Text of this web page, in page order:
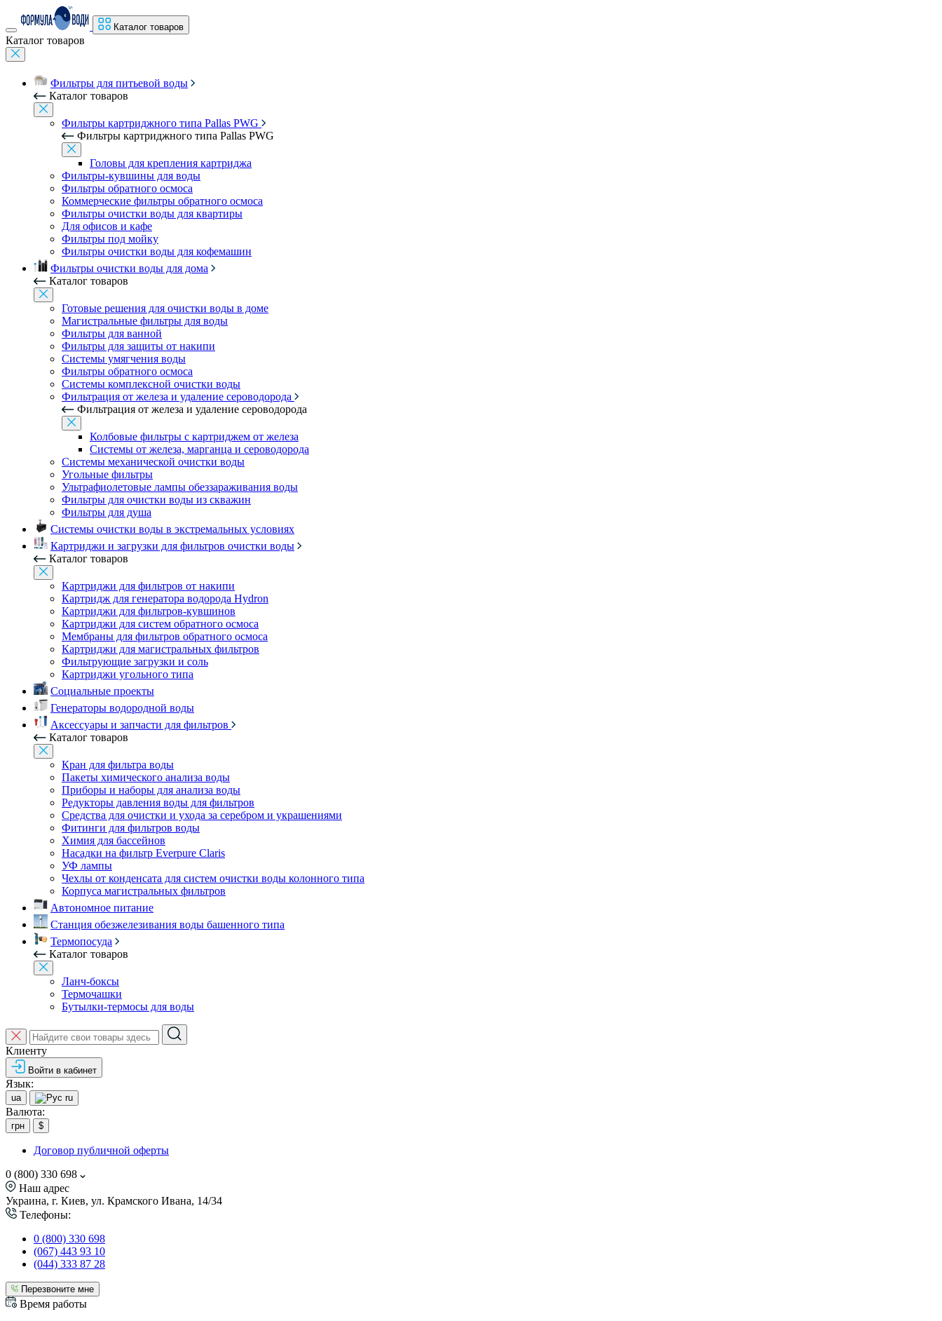
Каталог товаров
Каталог товаров
Фильтры для питьевой воды
Каталог товаров
Фильтры картриджного типа Pallas PWG
Фильтры картриджного типа Pallas PWG
Головы для крепления картриджа
Фильтры-кувшины для воды
Фильтры обратного осмоса
Коммерческие фильтры обратного осмоса
Фильтры очистки воды для квартиры
Для офисов и кафе
Фильтры под мойку
Фильтры очистки воды для кофемашин
Фильтры очистки воды для дома
Каталог товаров
Готовые решения для очистки воды в доме
Магистральные фильтры для воды
Фильтры для ванной
Фильтры для защиты от накипи
Системы умягчения воды
Фильтры обратного осмоса
Системы комплексной очистки воды
Фильтрация от железа и удаление сероводорода
Фильтрация от железа и удаление сероводорода
Колбовые фильтры с картриджем от железа
Системы от железа, марганца и сероводорода
Системы механической очистки воды
Угольные фильтры
Ультрафиолетовые лампы обеззараживания воды
Фильтры для очистки воды из скважин
Фильтры для душа
Системы очистки воды в экстремальных условиях
Картриджи и загрузки для фильтров очистки воды
Каталог товаров
Картриджи для фильтров от накипи
Картридж для генератора водорода Hydron
Картриджи для фильтров-кувшинов
Картриджи для систем обратного осмоса
Мембраны для фильтров обратного осмоса
Картриджи для магистральных фильтров
Фильтрующие загрузки и соль
Картриджи угольного типа
Социальные проекты
Генераторы водородной воды
Аксессуары и запчасти для фильтров
Каталог товаров
Кран для фильтра воды
Пакеты химического анализа воды
Приборы и наборы для анализа воды
Редукторы давления воды для фильтров
Средства для очистки и ухода за серебром и украшениями
Фитинги для фильтров воды
Химия для бассейнов
Насадки на фильтр Everpure Claris
УФ лампы
Чехлы от конденсата для систем очистки воды колонного типа
Корпуса магистральных фильтров
Автономное питание
Станция обезжелезивания воды башенного типа
Термопосуда
Каталог товаров
Ланч-боксы
Термочашки
Бутылки-термосы для воды
Клиенту
Войти в кабинет
Язык:
ua ru
Валюта:
грн $
Договор публичной оферты
0 (800) 330 698
Наш адрес
Украина, г. Киев, ул. Крамского Ивана, 14/34
Телефоны:
0 (800) 330 698
(067) 443 93 10
(044) 333 87 28
Перезвоните мне
Время работы